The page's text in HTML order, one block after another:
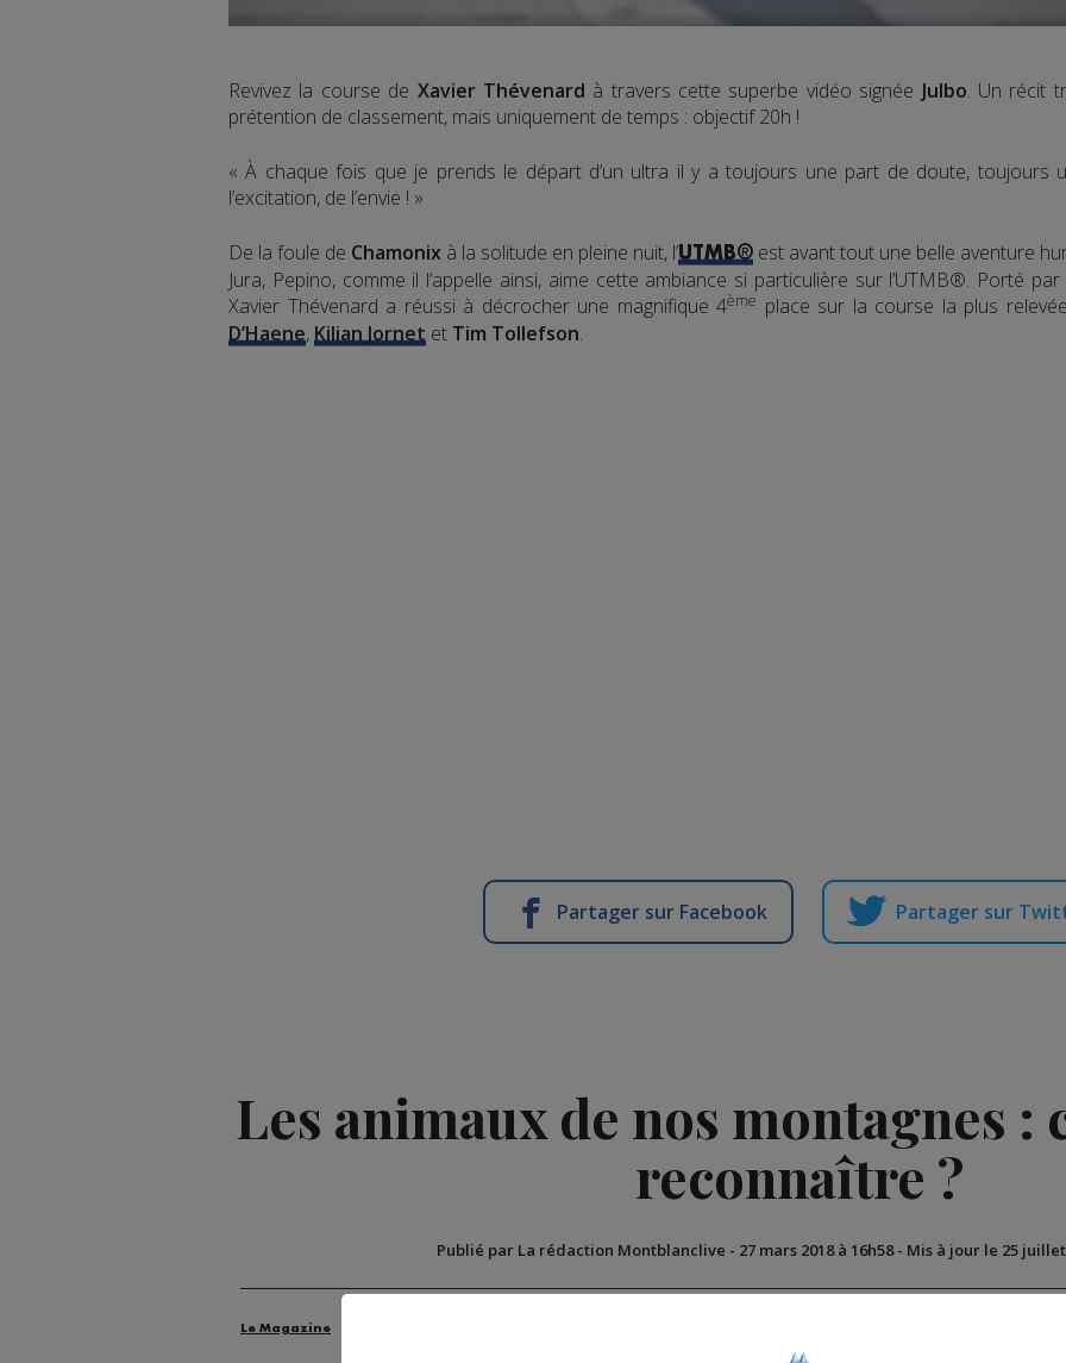
Revivez la course de Xavier Thévenard à travers cette superbe vidéo signée Julbo. Un récit
prétention de classement, mais uniquement de temps : objectif 20h !
« À chaque fois que je prends le départ d’un ultra il y a toujours une part de doute, toujours
l’excitation, de l’envie ! »
De la foule de Chamonix à la solitude en pleine nuit, l’UTMB® est avant tout une belle aventure
Jura, Pepino, comme il l’appelle ainsi, aime cette ambiance si particulière sur l’UTMB®. Porté
Xavier Thévenard a réussi à décrocher une magnifique 4ème place sur la course la plus
D’Haene,Kilian Jornet et Tim Tollefson.
Partager sur Facebook Partager sur
Les animaux de nos montagnes :
reconnaître ?
Publié par La rédaction Montblanclive - 27 mars 2018 à 16h58- Mis à jour le 25 juillet
Le Magazine